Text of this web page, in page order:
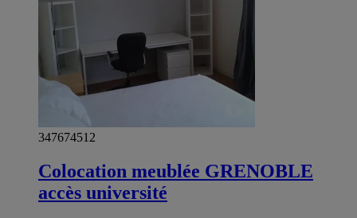
347674512
Colocation meublée GRENOBLE
accès université